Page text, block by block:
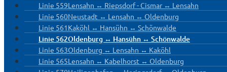
Linie 559Lensahn ↔ Riepsdorf - Cismar ↔ Lensahn
Linie 560Neustadt ↔ Lensahn ↔ Oldenburg
Linie 561Kaköhl ↔ Hansühn ↔ Schönwalde
Linie 562Oldenburg ↔ Hansühn ↔ Schönwalde
Linie 563Oldenburg ↔ Lensahn ↔ Kaköhl
Linie 565Lensahn ↔ Kabelhorst ↔ Oldenburg